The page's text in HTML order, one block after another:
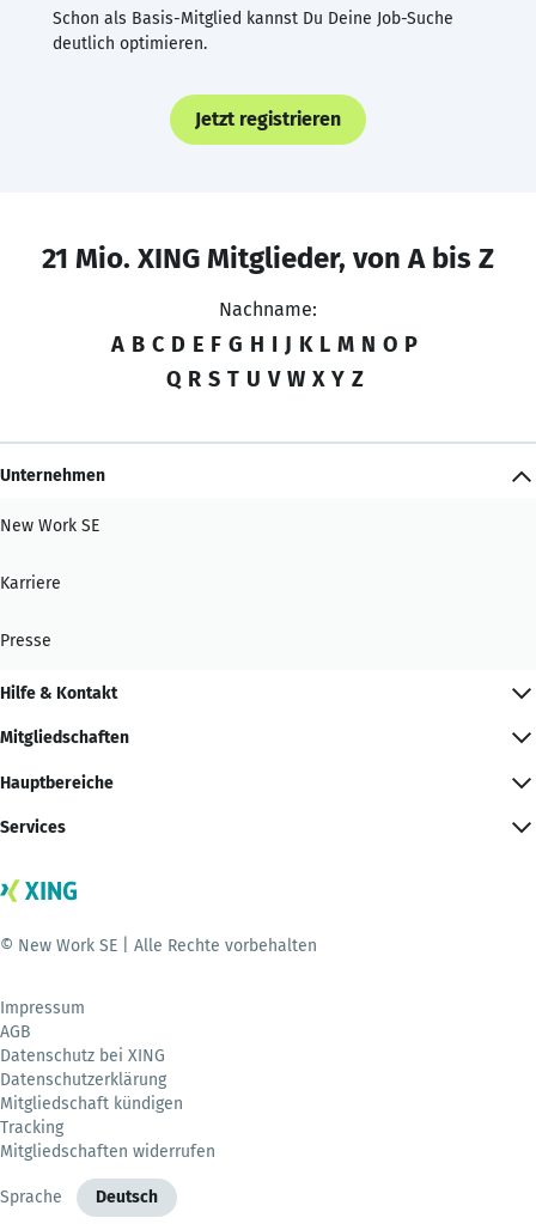
Schon als Basis-Mitglied kannst Du Deine Job-Suche
deutlich optimieren.
Jetzt registrieren
21 Mio. XING Mitglieder, von A bis Z
Nachname:
A B C D E F G H I J K L M N O P
Q R S T U V W X Y Z
Unternehmen
New Work SE
Karriere
Presse
Hilfe & Kontakt
Mitgliedschaften
Hauptbereiche
Services
© New Work SE | Alle Rechte vorbehalten
Impressum
AGB
Datenschutz bei XING
Datenschutzerklärung
Mitgliedschaft kündigen
Tracking
Mitgliedschaften widerrufen
Sprache Deutsch